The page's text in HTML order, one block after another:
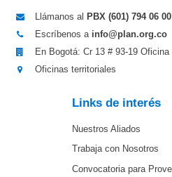
Llámanos al PBX (601) 794 06 00
Escríbenos a info@plan.org.co
En Bogotá: Cr 13 # 93-19 Oficina
Oficinas territoriales
Links de interés
Nuestros Aliados
Trabaja con Nosotros
Convocatoria para